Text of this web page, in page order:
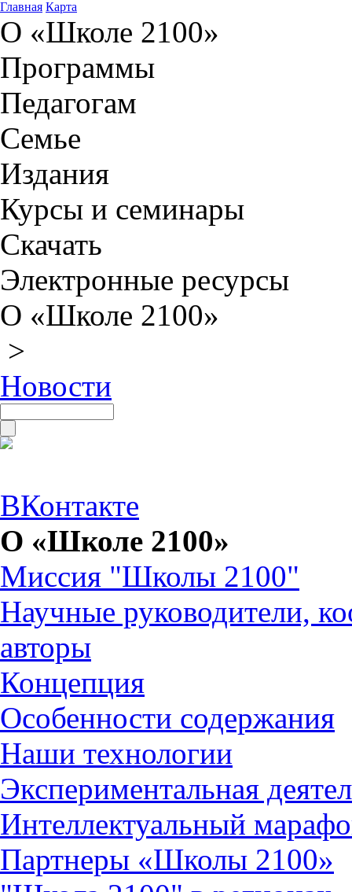
Главная Карта
О «Школе 2100»
Программы
Педагогам
Семье
Издания
Курсы и семинары
Скачать
Электронные ресурсы
О «Школе 2100»
>
Новости
ВКонтакте
О «Школе 2100»
Миссия "Школы 2100"
Научные руководители,
авторы
Концепция
Особенности содержания
Наши технологии
Экспериментальная
Интеллектуальный
Партнеры «Школы 2100»